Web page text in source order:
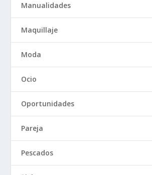
Manualidades
Maquillaje
Moda
Ocio
Oportunidades
Pareja
Pescados